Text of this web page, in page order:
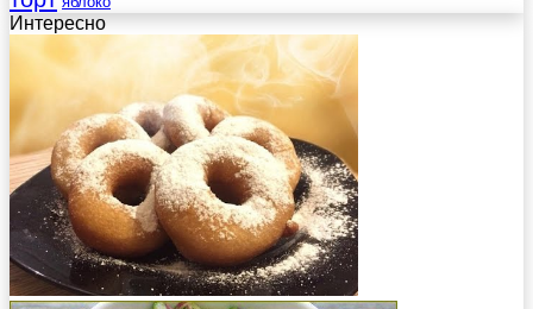
Интересно